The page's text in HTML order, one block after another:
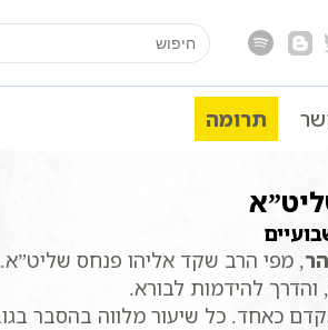
Search
for:
תרומה
, מפי הרב שקד אליהו פנחס שליט”א.
להידמות לבורא.
כאחד. כל שיעור מלווה בהסבר